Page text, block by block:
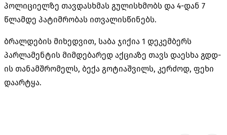
პოლიციელზე თავდასხმას გულისხმობს და 4-დან 7
წლამდე პატიმრობას ითვალისწინებს.
ბრალდების მიხედვით, საბა ჯიქია 1 დეკემბერს
პარლამენტის მიმდებარედ აქციაზე თავს დაესხა გდდ-
ის თანამშრომელს, ბექა გოტიაშვილს, კერძოდ, ფეხი
დაარტყა.